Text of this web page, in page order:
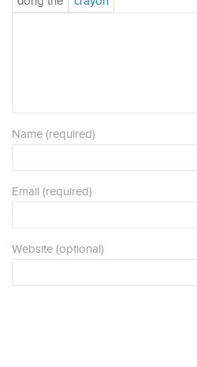
Name (required)
Email (required)
Website (optional)